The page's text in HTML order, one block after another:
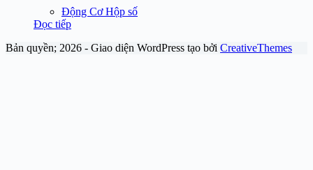
Động Cơ Hộp số
Đọc tiếp
Bản quyền; 2026 - Giao diện WordPress tạo bởi CreativeThemes